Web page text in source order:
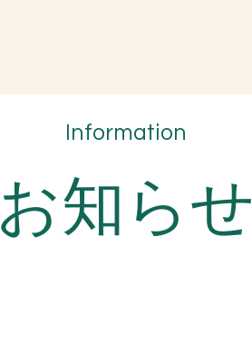
Information
お知らせ